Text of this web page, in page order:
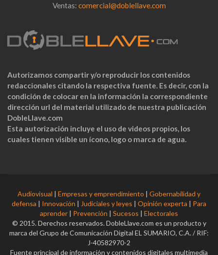
Ventas: comercial@doblellave.com
Autorizamos compartir y/o reproducir los contenidos
redaccionales citando la respectiva fuente. Es decir, con la
condición de colocar en la información la correspondiente
dirección url del material utilizado de nuestra publicación
DobleLlave.com
Esta autorización incluye el uso de videos propios, los
cuales tienen visible un ícono, logo o marca de agua.
Audiovisual | Empresas y emprendimiento | Gobernabilidad y
defensa | Innovación | Judiciales y leyes | Opinión experta | Para
aprender | Prevención | Sucesos | Electorales
© 2015. Derechos reservados. DobleLlave.com es un producto y
marca del Grupo de Comunicación Digital EL SUMARIO, C.A. / RIF:
J-40582970-2
Fuente principal de información y contenidos digitales multimedia